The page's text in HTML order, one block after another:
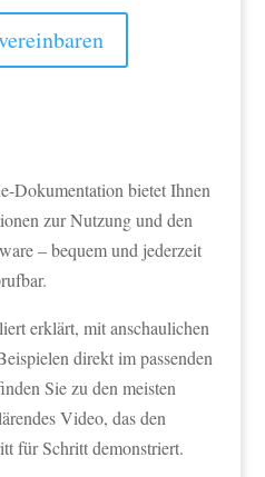
Dokumentation bietet Ihnen
zur Nutzung und den
– bequem und jederzeit
erklärt, mit anschaulichen
direkt im passenden
Sie zu den meisten
Video, das den
für Schritt demonstriert.